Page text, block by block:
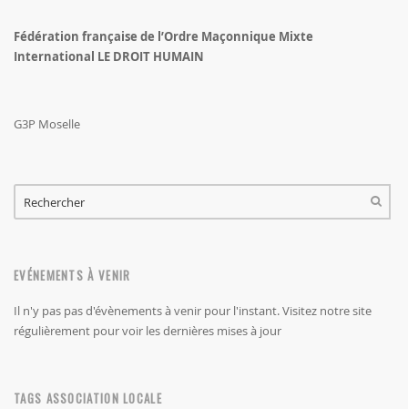
Fédération française de l’Ordre Maçonnique Mixte
International LE DROIT HUMAIN
G3P Moselle
FORMULAIRE DE RECHERCHE
EVÉNEMENTS À VENIR
Il n'y pas pas d'évènements à venir pour l'instant. Visitez notre site
régulièrement pour voir les dernières mises à jour
TAGS ASSOCIATION LOCALE